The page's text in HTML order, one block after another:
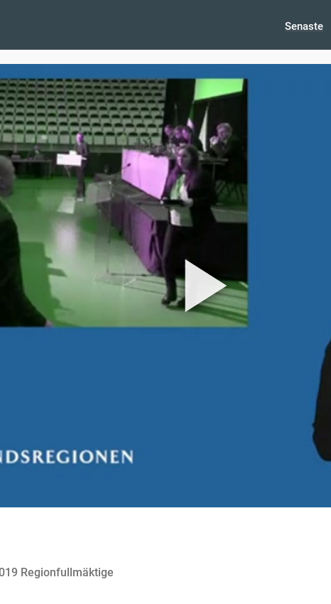
Senaste
Regionfullmäktige